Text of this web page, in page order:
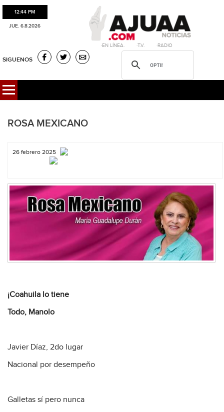
12:44 PM
JUE. 6.8.2026
·EN LÍNEA. ·T.V. ·RADIO
SIGUENOS
ROSA MEXICANO
26 febrero 2025
¡Coahuila lo tiene
Todo, Manolo
Javier Díaz, 2do lugar
Nacional por desempeño
Galletas sí pero nunca